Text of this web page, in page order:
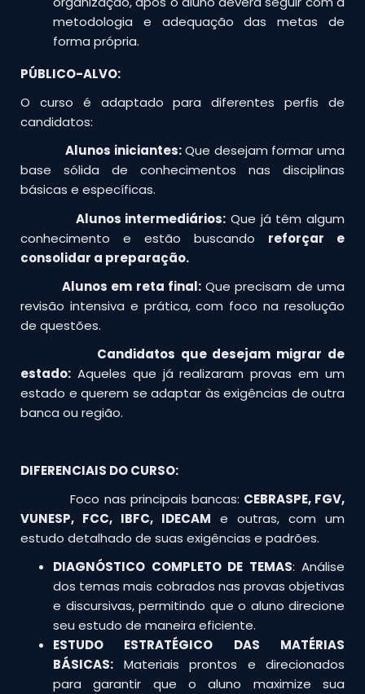
metodologia e adequação das metas de
forma própria.
PÚBLICO-ALVO:
O curso é adaptado para diferentes perfis de
candidatos:
Alunos iniciantes:Que desejam formar uma
base sólida de conhecimentos nas disciplinas
básicas e específicas.
Alunos intermediários: Que já têm algum
conhecimento e estão buscando reforçar e
consolidar a preparação.
Alunos em reta final:Que precisam de uma
revisão intensiva e prática, com foco na resolução
de questões.
Candidatos que desejam migrar de
estado: Aqueles que já realizaram provas em um
estado e querem se adaptar às exigências de outra
banca ou região.
DIFERENCIAIS DO CURSO:
Foco nas principais bancas: CEBRASPE, FGV,
VUNESP, FCC, IBFC, IDECAM e outras, com um
estudo detalhado de suas exigências e padrões.
DIAGNÓSTICO COMPLETO DE TEMAS: Análise
dos temas mais cobrados nas provas objetivas
e discursivas, permitindo que o aluno direcione
seu estudo de maneira eficiente.
ESTUDO ESTRATÉGICO DAS MATÉRIAS
BÁSICAS: Materiais prontos e direcionados
para garantir que o aluno maximize sua